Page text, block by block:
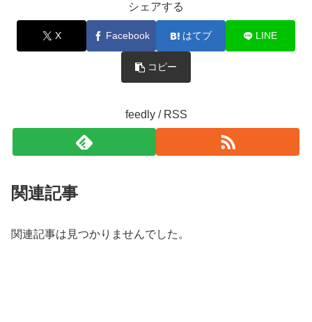
シェアする
X Facebook はてブ LINE
コピー
feedly / RSS
関連記事
関連記事は見つかりませんでした。